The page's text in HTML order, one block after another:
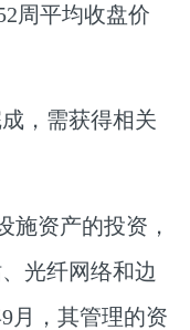
周平均收盘价
，需获得相关
施资产的投资，
光纤网络和边
月，其管理的资